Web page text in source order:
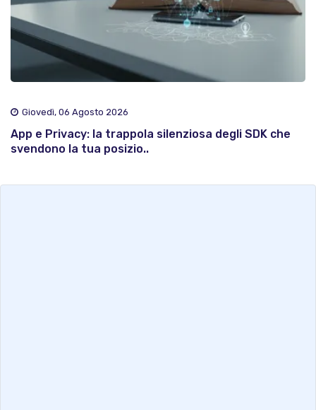
Giovedì, 06 Agosto 2026
App e Privacy: la trappola silenziosa degli SDK che
svendono la tua posizio..